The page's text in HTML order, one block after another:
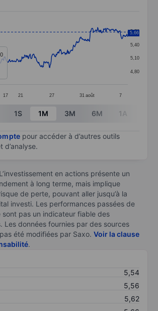
1 X axis displaying categories.
1 Y axis displaying values. Data
17 21 27 31 août 7
4,80
5,10
5,40
5,70
5,66
chart.
1S 1M 3M 6M 1A
pour accéder à d’autres outils
d’analyse.
L’investissement en actions présente un
à long terme, mais implique
de perte, pouvant aller jusqu’à la
investi. Les performances passées de
pas un indicateur fiable des
Les données fournies par des sources
été modifiées par Saxo. Voir la clause
.
5,54
5,56
5,62